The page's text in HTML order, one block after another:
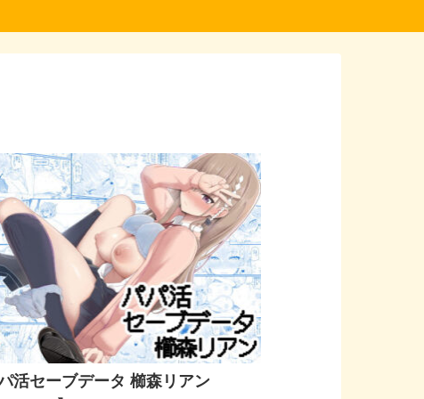
活セーブデータ 櫛森リアン